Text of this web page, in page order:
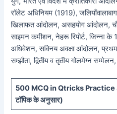
रॉलेट अधिनियम (1919),
खिलाफत आंदोलन, असहयोग आंदोलन,
साइमन कमीशन, नेहरू रिपोर्ट, जिन्ना के
अधिवेशन, सविनय अवक्षा आंदोलन,
सम्झौता, द्वितीय व तृतीय गोलमेग्न
500 MCQ in Qtricks Practice
टॉपिक के अनुसार)